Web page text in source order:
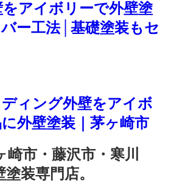
アイボリーで外壁塗
ー工法│基礎塗装もセ
ィング外壁をアイボ
外壁塗装｜茅ヶ崎市
市・藤沢市・寒川
装専門店。